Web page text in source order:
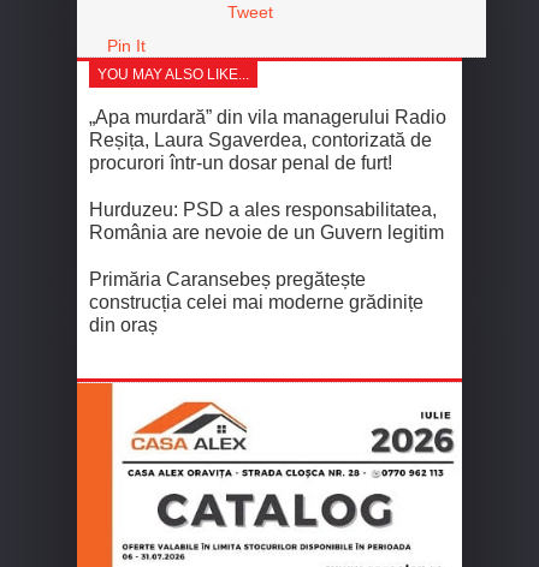
Tweet
Pin It
YOU MAY ALSO LIKE...
„Apa murdară” din vila managerului Radio
Reșița, Laura Sgaverdea, contorizată de
procurori într-un dosar penal de furt!
Hurduzeu: PSD a ales responsabilitatea,
România are nevoie de un Guvern legitim
Primăria Caransebeș pregătește
construcția celei mai moderne grădinițe
din oraș